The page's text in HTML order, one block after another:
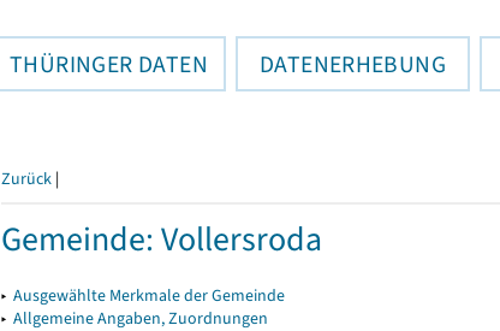
THÜRINGER DATEN DATENERHEBUNG
Zurück |
Gemeinde: Vollersroda
▸ Ausgewählte Merkmale der Gemeinde
▸ Allgemeine Angaben, Zuordnungen